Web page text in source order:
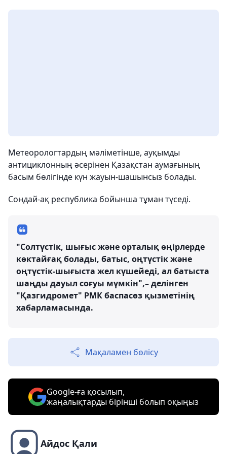
Метеорологтардың мәліметінше, ауқымды
антициклонның әсерінен Қазақстан аумағының
басым бөлігінде күн жауын-шашынсыз болады.
Сондай-ақ республика бойынша тұман түседі.
"Солтүстік, шығыс және орталық өңірлерде
көктайғақ болады, батыс, оңтүстік және
оңтүстік-шығыста жел күшейеді, ал батыста
шаңды дауыл соғуы мүмкін",– делінген
"Қазгидромет" РМК баспасөз қызметінің
хабарламасында.
Мақаламен бөлісу
Google-ға қосылып,
жаңалықтарды бірінші болып оқыңыз
Айдос Қали